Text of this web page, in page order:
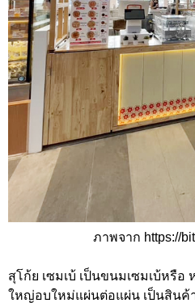
ภาพจาก https://
สุโก้ย เซมเบ้ เป็นขนมเซมเบ้หรื
ใหญ่อบใหม่แผ่นต่อแผ่น เป็นสินค้